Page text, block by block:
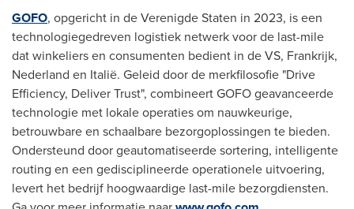
GOFO, opgericht in de Verenigde Staten in 2023, is een
technologiegedreven logistiek netwerk voor de last-mile
dat winkeliers en consumenten bedient in de VS, Frankrijk,
Nederland en Italië. Geleid door de merkfilosofie "Drive
Efficiency, Deliver Trust", combineert GOFO geavanceerde
technologie met lokale operaties om nauwkeurige,
betrouwbare en schaalbare bezorgoplossingen te bieden.
Ondersteund door geautomatiseerde sortering, intelligente
routing en een gedisciplineerde operationele uitvoering,
levert het bedrijf hoogwaardige last-mile bezorgdiensten.